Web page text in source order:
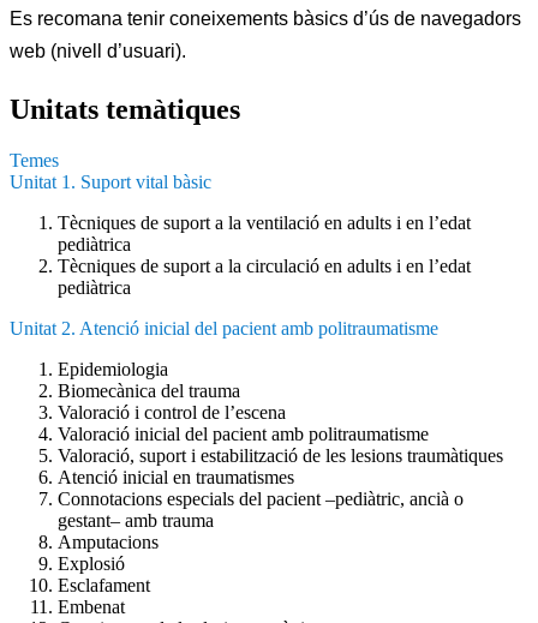
Es recomana tenir coneixements bàsics d’ús de navegadors
web (nivell d’usuari).
Unitats temàtiques
Temes
Unitat 1. Suport vital bàsic
Tècniques de suport a la ventilació en adults i en l’edat
pediàtrica
Tècniques de suport a la circulació en adults i en l’edat
pediàtrica
Unitat 2. Atenció inicial del pacient amb politraumatisme
Epidemiologia
Biomecànica del trauma
Valoració i control de l’escena
Valoració inicial del pacient amb politraumatisme
Valoració, suport i estabilització de les lesions traumàtiques
Atenció inicial en traumatismes
Connotacions especials del pacient –pediàtric, ancià o
gestant– amb trauma
Amputacions
Explosió
Esclafament
Embenat